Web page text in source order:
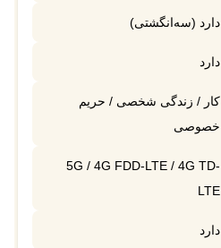
دارد (سه‌انگشتی)
دارد
کار / زندگی شخصی / حریم
خصوصی
5G / 4G FDD-LTE / 4G TD-
LTE
دارد